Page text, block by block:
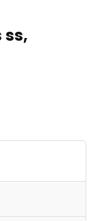
ss,